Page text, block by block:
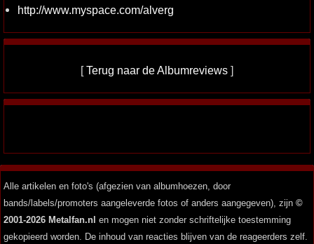
http://www.myspace.com/alverg
[Terug naar de Albumreviews ]
Alle artikelen en foto's (afgezien van albumhoezen, door
bands/labels/promoters aangeleverde fotos of anders aangegeven), zijn ©
2001-2026 Metalfan.nl en mogen niet zonder schriftelijke toestemming
gekopieerd worden. De inhoud van reacties blijven van de reageerders zelf.